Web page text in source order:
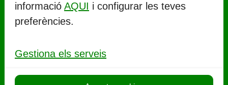
informació AQUI i configurar les teves
preferències.
Gestiona els serveis
Rambla Marinada, 27 (
977 67 71 06